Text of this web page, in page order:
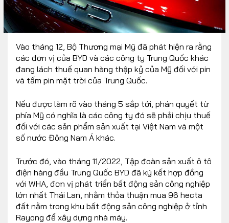
Vào tháng 12, Bộ Thương mại Mỹ đã phát hiện ra rằng
các đơn vị của BYD và các công ty Trung Quốc khác
đang lách thuế quan hàng thập kỷ của Mỹ đối với pin
và tấm pin mặt trời của Trung Quốc.
Nếu được làm rõ vào tháng 5 sắp tới, phán quyết từ
phía Mỹ có nghĩa là các công ty đó sẽ phải chịu thuế
đối với các sản phẩm sản xuất tại Việt Nam và một
số nước Đông Nam Á khác.
Trước đó, vào tháng 11/2022, Tập đoàn sản xuất ô tô
điện hàng đầu Trung Quốc BYD đã ký kết hợp đồng
với WHA, đơn vị phát triển bất động sản công nghiệp
lớn nhất Thái Lan, nhằm thỏa thuận mua 96 hecta
đất nằm trong khu bất động sản công nghiệp ở tỉnh
Rayong để xây dựng nhà máy.